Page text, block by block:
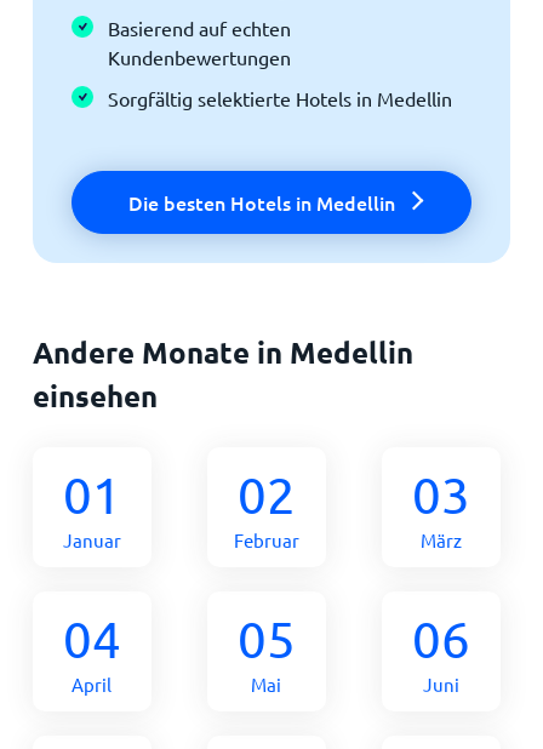
Basierend auf echten
Kundenbewertungen
Sorgfältig selektierte Hotels in Medellin
Die besten Hotels in Medellin
Andere Monate in Medellin
einsehen
01
Januar
02
Februar
03
März
04
April
05
Mai
06
Juni